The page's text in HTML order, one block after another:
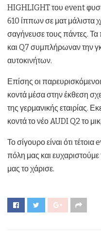
HIGHLIGHT του event
610 ίππων σε ματ μάλιστα
σαγήνευσε τους πάντες. Τα
και Q7 συμπλήρωναν την
αυτοκινήτων.
Επίσης οι
κοντά μέσα στην έκθεση
της γερμανικής εταιρίας.
κοντά το νέο AUDI Q2 το
Το σίγουρο είναι ότι
πόλη μας και
μας το χάρισε.